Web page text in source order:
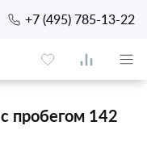
+7 (495) 785-13-22
пробегом 142